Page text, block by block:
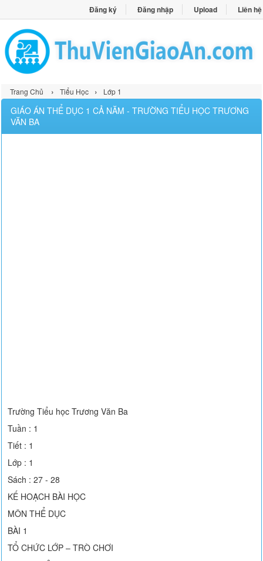
Đăng ký Đăng nhập Upload Liên hệ
Trang Chủ › Tiểu Học › Lớp 1
GIÁO ÁN THỂ DỤC 1 CẢ NĂM - TRƯỜNG TIỂU HỌC TRƯƠNG
VĂN BA
Trường Tiểu học Trương Văn Ba
Tuần : 1
Tiết : 1
Lớp : 1
Sách : 27 - 28
KẾ HOẠCH BÀI HỌC
MÔN THỂ DỤC
BÀI 1
TỔ CHỨC LỚP – TRÒ CHƠI